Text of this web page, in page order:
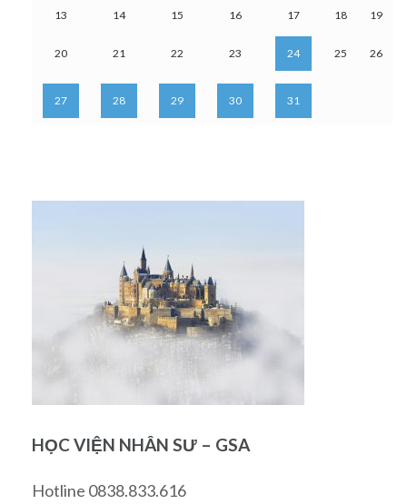
13 14 15 16 17 18 19
20 21 22 23 24 25 26
27 28 29 30 31
HỌC VIỆN NHÂN SƯ – GSA
Hotline 0838.833.616